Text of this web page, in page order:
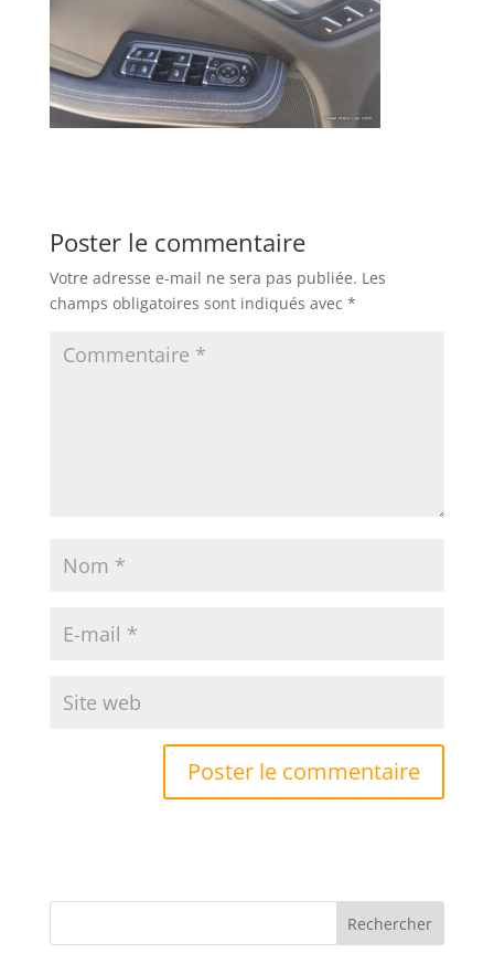
Poster le commentaire
Votre adresse e-mail ne sera pas publiée. Les
champs obligatoires sont indiqués avec *